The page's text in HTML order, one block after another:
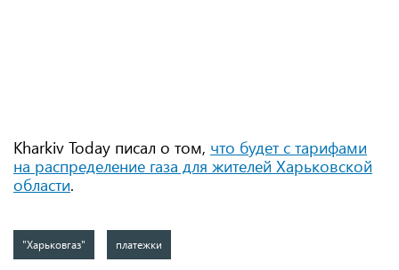
Kharkiv Today писал о том, что будет с тарифами
на распределение газа для жителей Харьковской
области.
"Харьковгаз" платежки